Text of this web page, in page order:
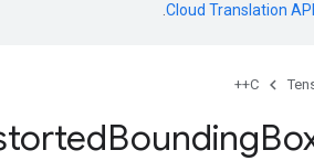
Cloud Translation API‏
C++
Bounding